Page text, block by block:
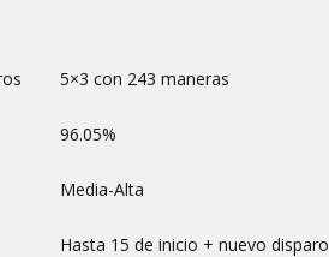
5×3 con 243 maneras
96.05%
Media-Alta
Hasta 15 de inicio + nuevo disparo